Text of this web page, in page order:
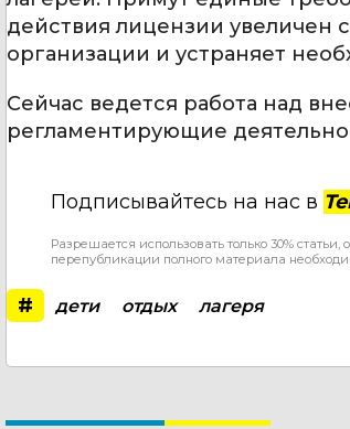
действия лицензии увеличен
организации и устраняет
Сейчас ведется работа над
регламентирующие
Подписывайтесь на нас в
Разрешается использовать только 30%
перепубликации полного материала
# дети отдых лагеря